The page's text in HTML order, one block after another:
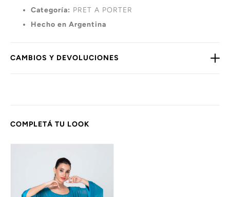
Categoría: PRET A PORTER
Hecho en Argentina
CAMBIOS Y DEVOLUCIONES
COMPLETÁ TU LOOK